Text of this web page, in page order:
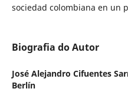
sociedad colombiana en un
Biografia do Autor
José Alejandro Cifuentes
Berlín